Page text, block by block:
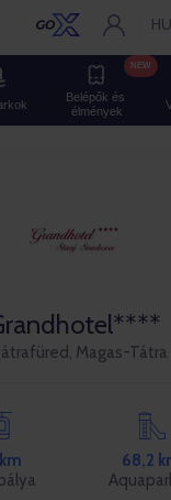
HU
Belépők és
élmények
NEW
Magas-Tátra
68,2